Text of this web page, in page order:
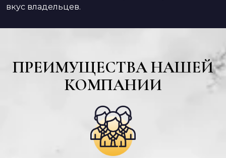
вкус владельцев.
ПРЕИМУЩЕСТВА НАШЕЙ
КОМПАНИИ